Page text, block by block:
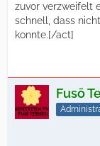
zuvor verzweifelt
schnell, dass
konnte.[/act]
Fusō